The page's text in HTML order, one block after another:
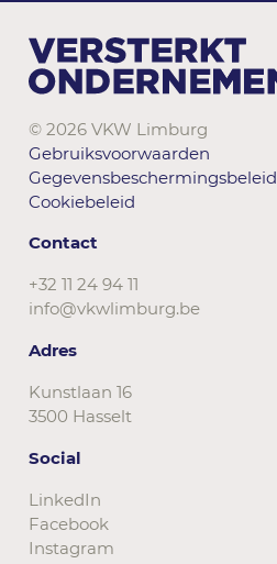
© 2026 VKW Limburg
Gebruiksvoorwaarden
Gegevensbeschermingsbeleid
Cookiebeleid
Contact
+32 11 24 94 11
info@vkwlimburg.be
Adres
Kunstlaan 16
3500 Hasselt
Social
LinkedIn
Facebook
Instagram